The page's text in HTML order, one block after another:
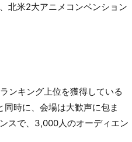
北米2大アニメコンベンション
ンキング上位を獲得している
時に、会場は大歓声に包ま
スで、3,000人のオーディエン